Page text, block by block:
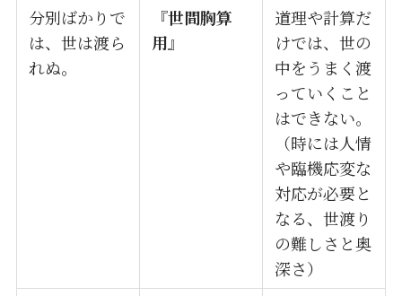
分別ばかりで
は、世は渡ら
れぬ。
『世間胸算
用』
道理や計算だ
けでは、世の
中をうまく渡
っていくこと
はできない。
（時には人情
や臨機応変な
対応が必要と
なる、世渡り
の難しさと奥
深さ）